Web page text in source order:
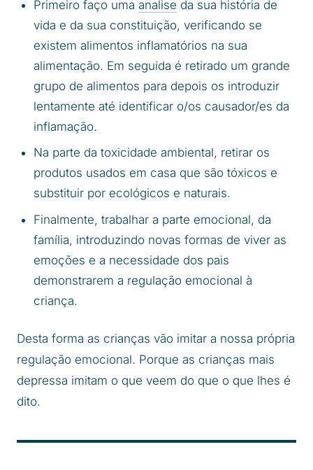
Primeiro faço uma analise da sua história de
vida e da sua constituição, verificando se
existem alimentos inflamatórios na sua
alimentação. Em seguida é retirado um grande
grupo de alimentos para depois os introduzir
lentamente até identificar o/os causador/es da
inflamação.
Na parte da toxicidade ambiental, retirar os
produtos usados em casa que são tóxicos e
substituir por ecológicos e naturais.
Finalmente, trabalhar a parte emocional, da
família, introduzindo novas formas de viver as
emoções e a necessidade dos pais
demonstrarem a regulação emocional à
criança.
Desta forma as crianças vão imitar a nossa própria
regulação emocional. Porque as crianças mais
depressa imitam o que veem do que o que lhes é
dito.